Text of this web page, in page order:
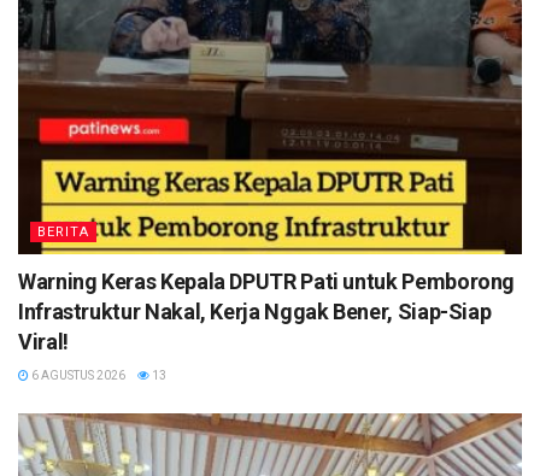
BERITA
Warning Keras Kepala DPUTR Pati untuk Pemborong
Infrastruktur Nakal, Kerja Nggak Bener, Siap-Siap
Viral!
6 AGUSTUS 2026 13